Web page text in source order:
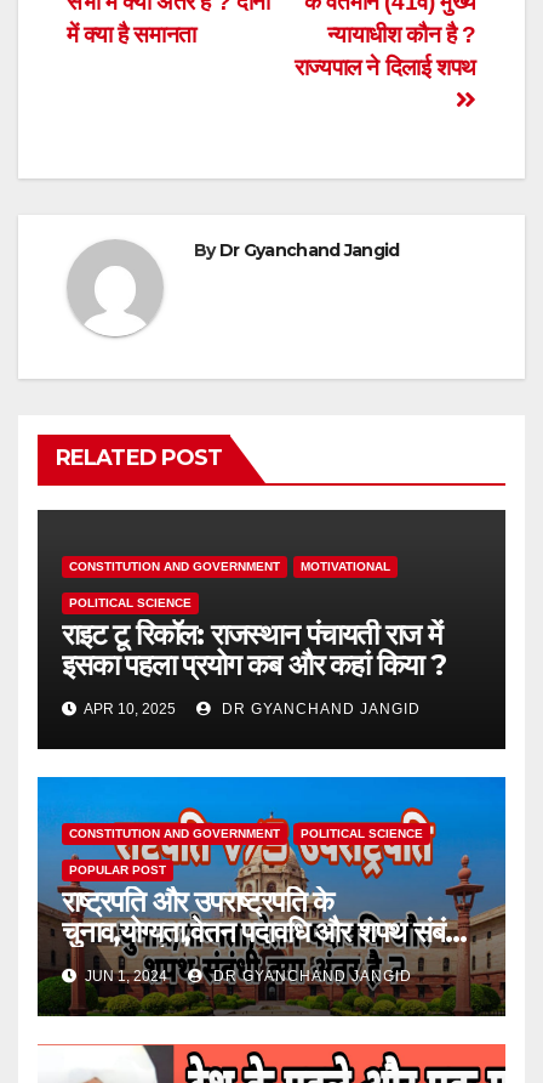
navigation
न्यायाधीश कौन है ?
राज्यपाल ने दिलाई शपथ
में क्या है समानता
ByDr Gyanchand Jangid
RELATED POST
CONSTITUTION AND GOVERNMENT MOTIVATIONAL
POLITICAL SCIENCE
राइट टू रिकॉल: राजस्थान पंचायती राज में
इसका पहला प्रयोग कब और कहां किया ?
APR 10, 2025 DR GYANCHAND JANGID
CONSTITUTION AND GOVERNMENT POLITICAL SCIENCE
POPULAR POST
राष्ट्रपति और उपराष्ट्रपति के
चुनाव,योग्यता,वेतन पदावधि और शपथ संबंधी
क्या अंतर है ?
JUN 1, 2024 DR GYANCHAND JANGID